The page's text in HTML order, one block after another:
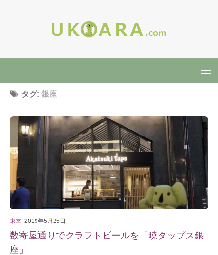
タグ:銀座
東京 2019年5月25日
数寄屋通りでクラフトビールを「暁タップス銀
座」